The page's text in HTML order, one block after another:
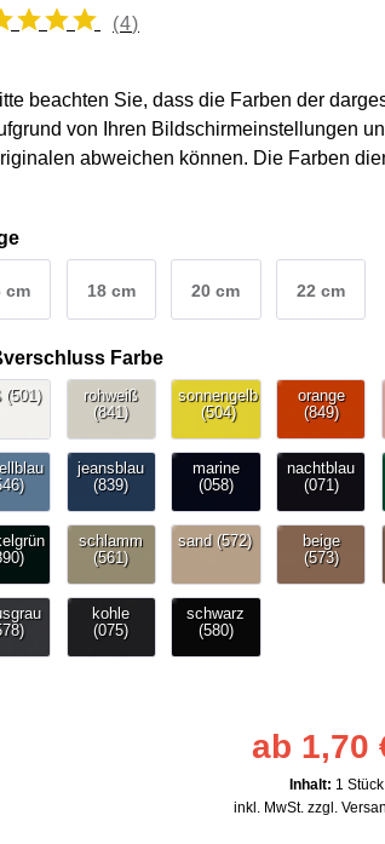
(4)
beachten Sie,dass die Farben der
von Ihren Bildschirmeinstellungen
alen abweichen können. Die Farben
cm 18 cm 20 cm 22 cm
Farbe
ab 1,70
Inhalt: 1 Stück
inkl. MwSt. zzgl.